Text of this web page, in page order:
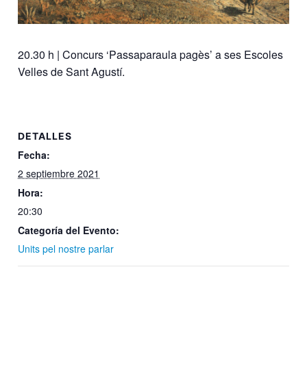
20.30 h | Concurs ‘Passaparaula pagès’ a ses Escoles
Velles de Sant Agustí.
DETALLES
Fecha:
2 septiembre 2021
Hora:
20:30
Categoría del Evento:
Units pel nostre parlar